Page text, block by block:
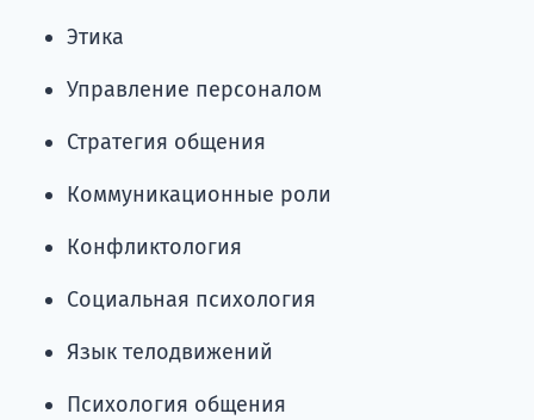
Этика
Управление персоналом
Стратегия общения
Коммуникационные роли
Конфликтология
Социальная психология
Язык телодвижений
Психология общения